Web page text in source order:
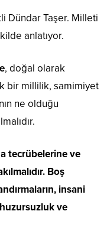
Dündar Taşer. Milleti
anlatıyor.
, doğal olarak
bir millilik, samimiyet
ne olduğu
tecrübelerine ve
Boş
insani
huzursuzluk ve